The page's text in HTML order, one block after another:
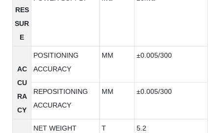
RES
SUR
E
AC
CU
RA
CY
POSITIONING
ACCURACY
MM ±0.005/300
REPOSITIONING
ACCURACY
MM ±0.005/300
NET WEIGHT T 5.2